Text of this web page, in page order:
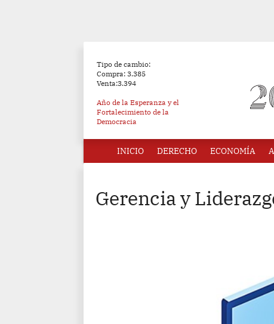
Tipo de cambio:
Compra: 3.385
Venta:3.394
Año de la Esperanza y el
Fortalecimiento de la
Democracia
INICIO DERECHO ECONOMÍA
Gerencia y